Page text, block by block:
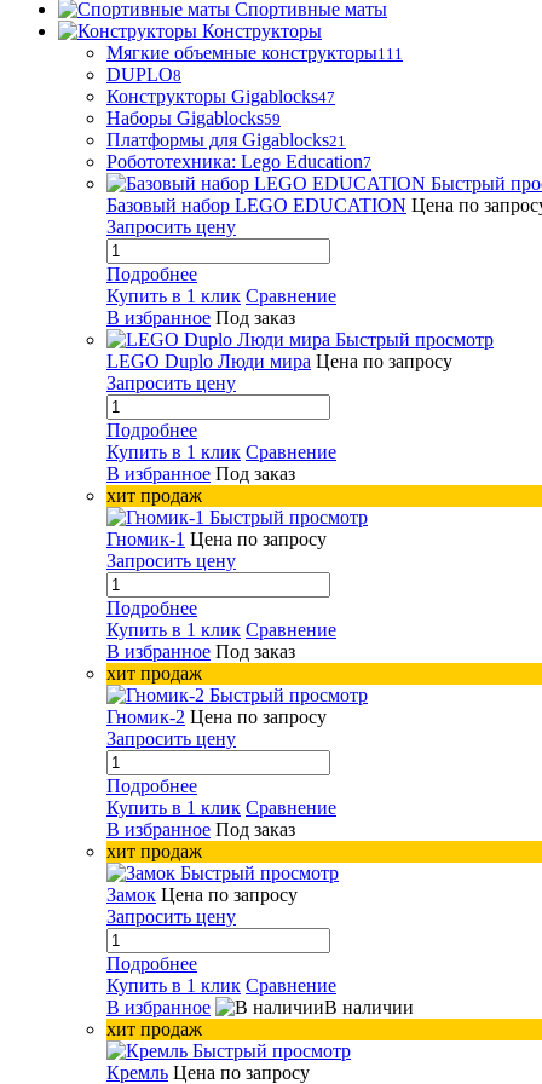
Спортивные маты
Конструкторы
Мягкие объемные конструкторы111
DUPLO8
Конструкторы Gigablocks47
Наборы Gigablocks59
Платформы для Gigablocks21
Робототехника: Lego Education7
Быстрый
Базовый набор LEGO EDUCATION Цена по
Запросить цену
Подробнее
Купить в 1 клик Сравнение
В избранное Под заказ
Быстрый просмотр
LEGO Duplo Люди мира Цена по запросу
Запросить цену
Подробнее
Купить в 1 клик Сравнение
В избранное Под заказ
хит продаж
Быстрый просмотр
Гномик-1 Цена по запросу
Запросить цену
Подробнее
Купить в 1 клик Сравнение
В избранное Под заказ
хит продаж
Быстрый просмотр
Гномик-2 Цена по запросу
Запросить цену
Подробнее
Купить в 1 клик Сравнение
В избранное Под заказ
хит продаж
Быстрый просмотр
Замок Цена по запросу
Запросить цену
Подробнее
Купить в 1 клик Сравнение
В избранное
В наличии
хит продаж
Быстрый просмотр
Кремль Цена по запросу